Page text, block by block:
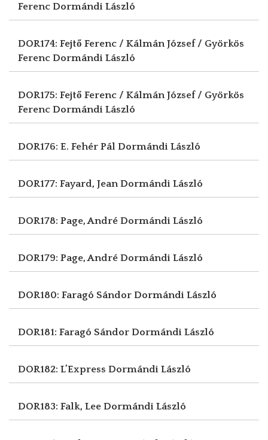
Ferenc Dormándi László
DOR174: Fejtő Ferenc / Kálmán József / Györkös
Ferenc Dormándi László
DOR175: Fejtő Ferenc / Kálmán József / Györkös
Ferenc Dormándi László
DOR176: E. Fehér Pál Dormándi László
DOR177: Fayard, JeanDormándi László
DOR178: Page, André Dormándi László
DOR179: Page, André Dormándi László
DOR180: Faragó Sándor Dormándi László
DOR181: Faragó Sándor Dormándi László
DOR182: L’Express Dormándi László
DOR183: Falk, Lee Dormándi László